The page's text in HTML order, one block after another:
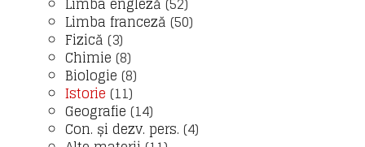
Limba franceză (50)
Fizică (3)
Chimie (8)
Biologie (8)
Istorie (11)
Geografie (14)
Con. și dezv. pers. (4)